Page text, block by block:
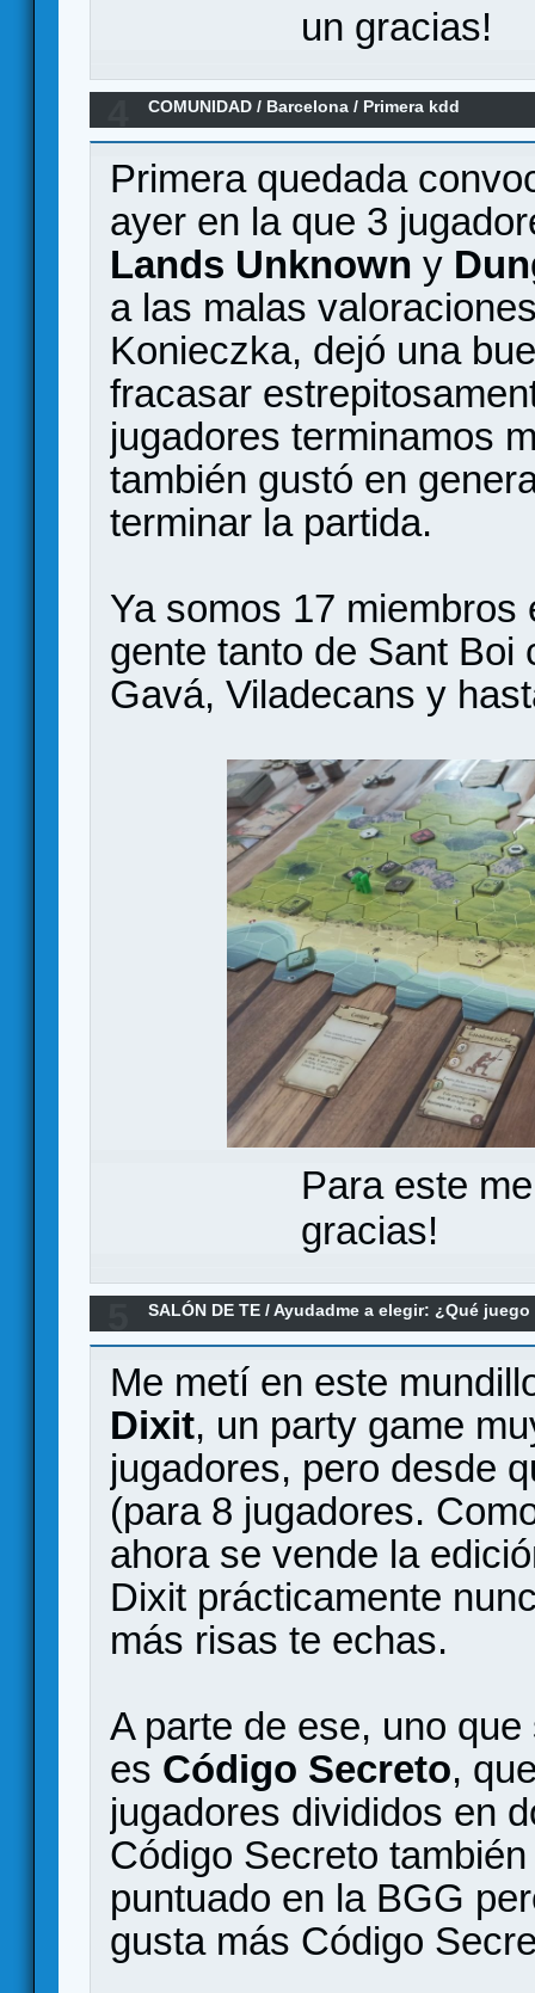
un gracias!
COMUNIDAD / Barcelona / Primera kdd
Primera quedada
ayer en la que 3
Lands Unknown y
a las malas
Konieczka, dejó una
fracasar
jugadores terminamos
también gustó en
terminar la partida.
Ya somos 17 miembros
gente tanto de Sant Boi
Gavá, Viladecans y
Para este
gracias!
SALÓN DE TE /Ayudadme a elegir: ¿Qué
Me metí en este
Dixit, un party game
jugadores, pero desde
(para 8 jugadores.
ahora se vende la
Dixit prácticamente
más risas te echas.
A parte de ese, uno
es Código Secreto,
jugadores divididos en
Código Secreto
puntuado en la BGG
gusta más Código